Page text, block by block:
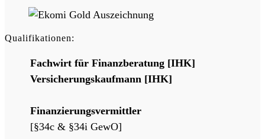
Qualifikationen:
Fachwirt für Finanzberatung [IHK]
Versicherungskaufmann [IHK]
Finanzierungsvermittler
[§34c & §34i GewO]